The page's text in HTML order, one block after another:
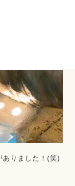
ありました！(笑)